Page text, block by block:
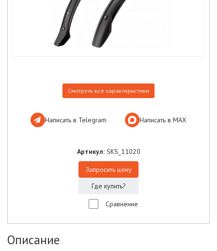
Смотреть все характеристики
Написать в Telegram Написать в МАХ
Артикул: SKS_11020
Запросить цену
Где купить?
Сравнение
Описание